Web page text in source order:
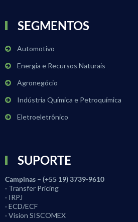
SEGMENTOS
Automotivo
Energia e Recursos Naturais
Agronegócio
Indústria Química e Petroquímica
Eletroeletrônico
SUPORTE
Campinas – (+55 19) 3739-9610
· Transfer Pricing
· IRPJ
· ECD/ECF
· Vision SISCOMEX